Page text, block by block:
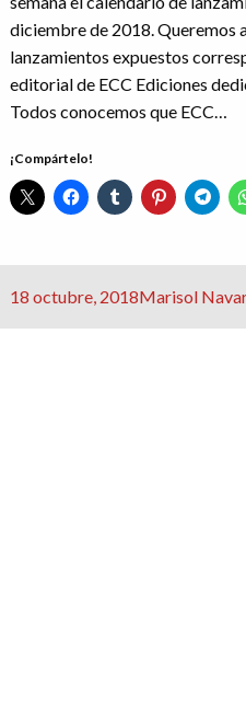
diciembre de 2018. Queremos
lanzamientos expuestos
editorial de ECC Ediciones
Todos conocemos que ECC…
¡Compártelo!
Publicado
18 octubre, 2018Marisol